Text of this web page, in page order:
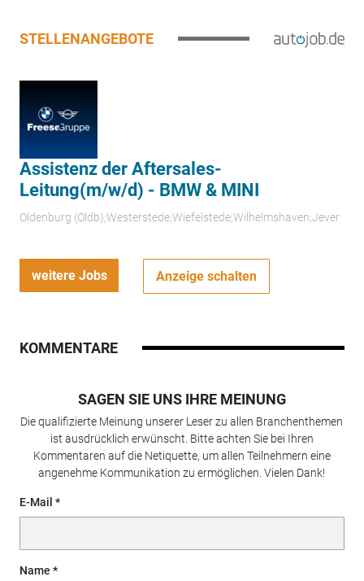
STELLENANGEBOTE
Assistenz der Aftersales-
Leitung(m/w/d) - BMW & MINI
Oldenburg (Oldb);Westerstede;Wiefelstede;Wilhelmshaven;Jever
weitere Jobs Anzeige schalten
KOMMENTARE
SAGEN SIE UNS IHRE MEINUNG
Die qualifizierte Meinung unserer Leser zu allen Branchenthemen
ist ausdrücklich erwünscht. Bitte achten Sie bei Ihren
Kommentaren auf die Netiquette, um allen Teilnehmern eine
angenehme Kommunikation zu ermöglichen. Vielen Dank!
E-Mail
Name